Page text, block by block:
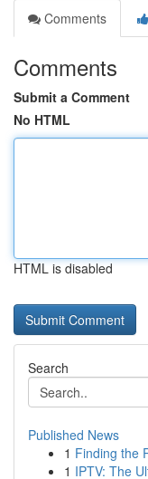
Comments
Comments
Submit a Comment
No HTML
HTML is disabled
Search
Published News
1 Finding the
1 IPTV: The